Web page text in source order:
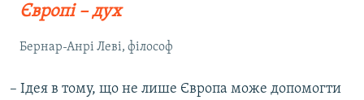
Європі – дух
Бернар-Анрі Леві, філософ
– Ідея в тому, що не лише Європа може допомогти